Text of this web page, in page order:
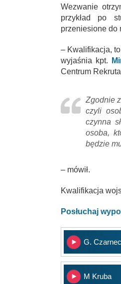
Wezwanie
przykład po
przeniesione do
– Kwalifikacja,
wyjaśnia kpt.
Centrum
Zgodnie
czyli
czynna
osoba,
będzie
– mówił.
Kwalifikacja
Posłuchaj
G.
M Kruba